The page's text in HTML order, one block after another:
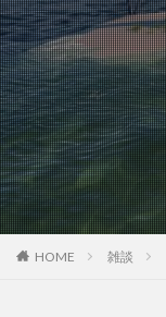
HOME 雑談